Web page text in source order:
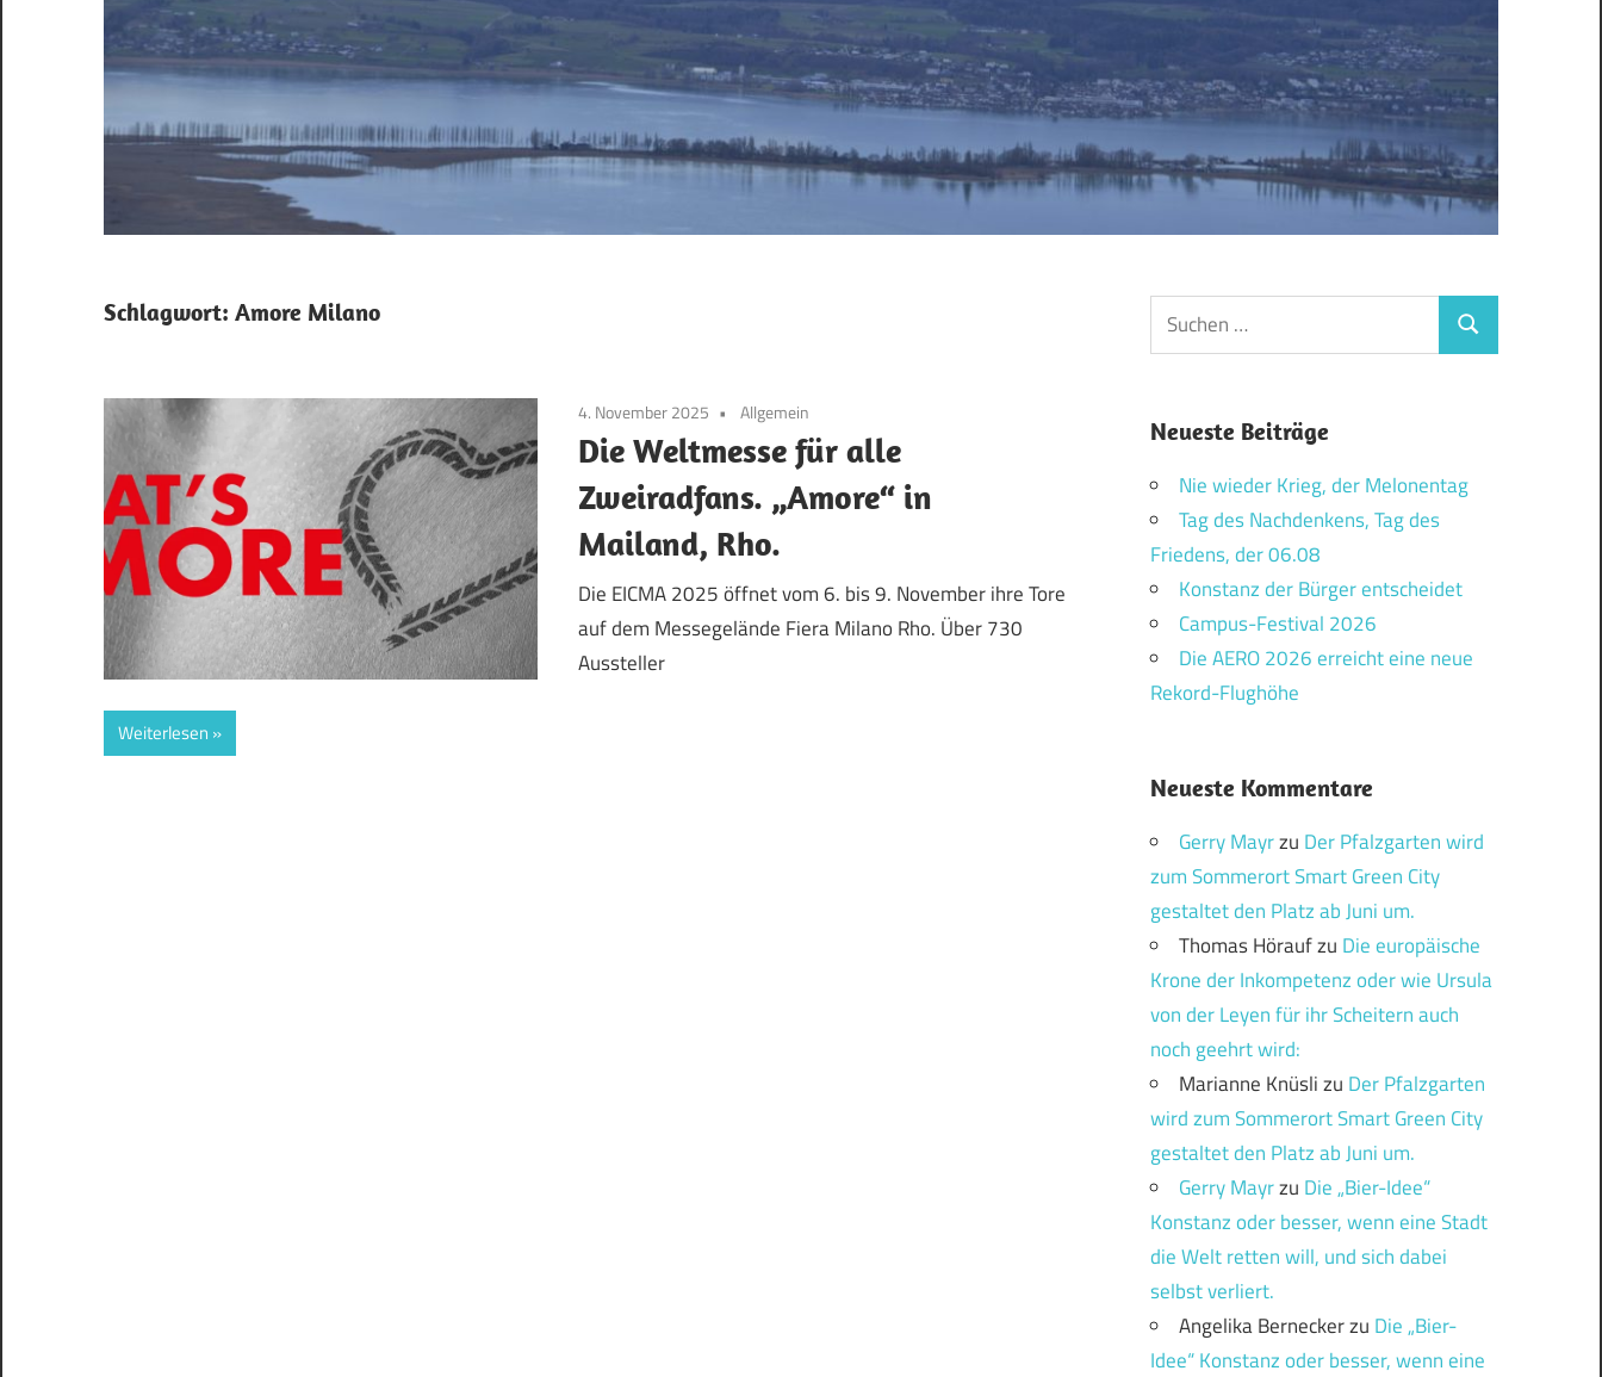
Schlagwort: Amore Milano
4. November 2025 Allgemein
Die Weltmesse für alle
Zweiradfans. „Amore“ in
Mailand, Rho.
Die EICMA 2025 öffnet vom 6. bis 9. November ihre Tore
auf dem Messegelände Fiera Milano Rho. Über 730
Aussteller
Weiterlesen
Suchen
nach:
Suchen
Neueste Beiträge
Nie wieder Krieg, der Melonentag
Tag des Nachdenkens, Tag des
Friedens, der 06.08
Konstanz der Bürger entscheidet
Campus-Festival 2026
Die AERO 2026 erreicht eine neue
Rekord-Flughöhe
Neueste Kommentare
Gerry Mayrzu Der Pfalzgarten wird
zum Sommerort Smart Green City
gestaltet den Platz ab Juni um.
Thomas Höraufzu Die europäische
Krone der Inkompetenz oder wie Ursula
von der Leyen für ihr Scheitern auch
noch geehrt wird:
Marianne Knüslizu Der Pfalzgarten
wird zum Sommerort Smart Green City
gestaltet den Platz ab Juni um.
Gerry Mayrzu Die „Bier-Idee“
Konstanz oder besser, wenn eine Stadt
die Welt retten will, und sich dabei
selbst verliert.
Angelika Berneckerzu Die „Bier-
Idee“ Konstanz oder besser, wenn eine